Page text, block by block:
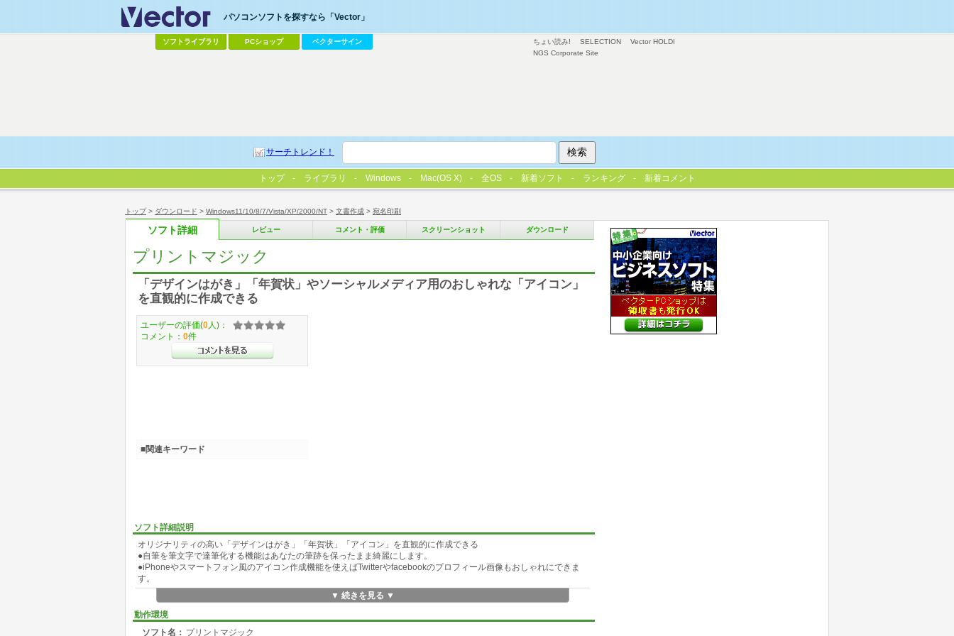
トップ> ダウンロード > Windows11/10/8/7/Vista/XP/2000/NT > 文書作成 > 宛名印刷
ソフト詳細 レビュー コメント・評価 スクリーンショット ダウンロード
プリントマジック
「デザインはがき」「年賀状」やソーシャルメディア用のおしゃれな「アイコン」
を直観的に作成できる
ソフト詳細説明
オリジナリティの高い「デザインはがき」「年賀状」「アイコン」を直観的に作成できる
●自筆を筆文字で達筆化する機能はあなたの筆跡を保ったまま綺麗にします。
●iPhoneやスマートフォン風のアイコン作成機能を使えばTwitterやfacebookのプロフィール画像もおしゃれにできま
す。
◇はがき宛名・文面デザイン・印刷
差出人・宛名住所録
（1）新規登録
▼ 続きを見る ▼
動作環境
ソフト名： プリントマジック
ユーザーの評価(0 人)：
コメント： 0件
■関連キーワード
ちょい読み! SELECTION
Vector HOLDI
NGS Corporate Site
パソコンソフトを探すなら「Vector」
ソフトライブラリ PCショップ ベクターサイン
サーチトレンド！
トップ ライブラリ Windows Mac(OS X) 全OS 新着ソフト ランキング 新着コメント